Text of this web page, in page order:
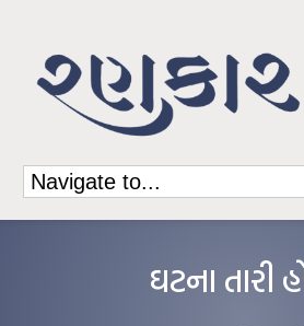
ઘટના તારી